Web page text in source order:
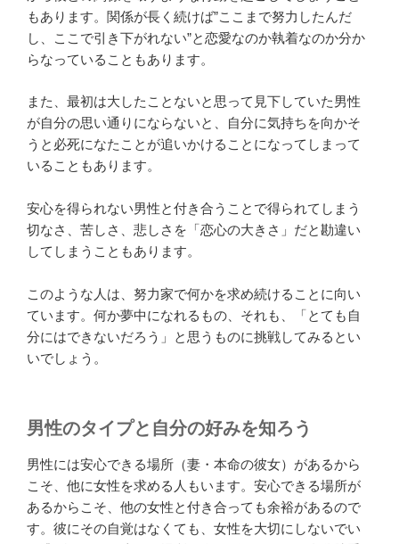
もあります。関係が長く続けば”ここまで努力したんだ
し、ここで引き下がれない”と恋愛なのか執着なのか分か
らなっていることもあります。
また、最初は大したことないと思って見下していた男性
が自分の思い通りにならないと、自分に気持ちを向かそ
うと必死になたことが追いかけることになってしまって
いることもあります。
安心を得られない男性と付き合うことで得られてしまう
切なさ、苦しさ、悲しさを「恋心の大きさ」だと勘違い
してしまうこともあります。
このような人は、努力家で何かを求め続けることに向い
ています。何か夢中になれるもの、それも、「とても自
分にはできないだろう」と思うものに挑戦してみるとい
いでしょう。
男性のタイプと自分の好みを知ろう
男性には安心できる場所（妻・本命の彼女）があるから
こそ、他に女性を求める人もいます。安心できる場所が
あるからこそ、他の女性と付き合っても余裕があるので
す。彼にその自覚はなくても、女性を大切にしないでい